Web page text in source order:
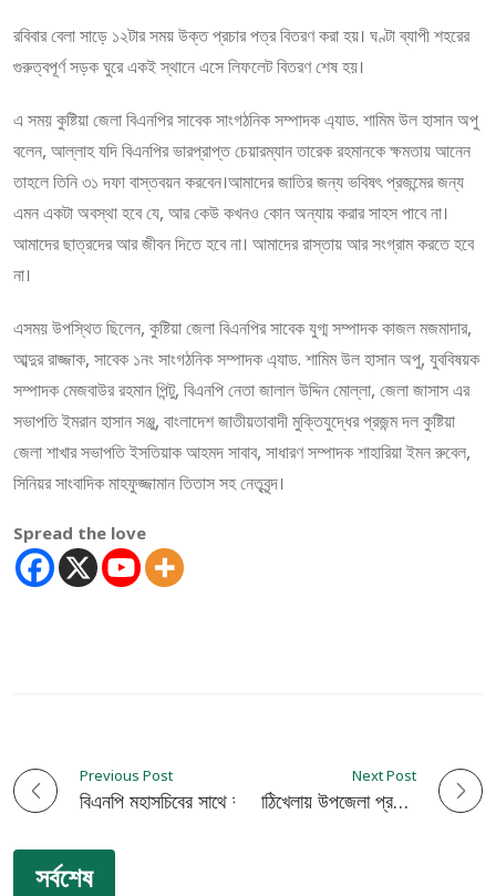
রবিবার বেলা সাড়ে ১২টার সময় উক্ত প্রচার পত্র বিতরণ করা হয়। ঘণ্টা ব্যাপী শহরের
গুরুত্বপূর্ণ সড়ক ঘুরে একই স্থানে এসে লিফলেট বিতরণ শেষ হয়।
এ সময় কুষ্টিয়া জেলা বিএনপির সাবেক সাংগঠনিক সম্পাদক এ্যাড. শামিম উল হাসান অপু
বলেন, আল্লাহ যদি বিএনপির ভারপ্রাপ্ত চেয়ারম্যান তারেক রহমানকে ক্ষমতায় আনেন
তাহলে তিনি ৩১ দফা বাস্তবয়ন করবেন।আমাদের জাতির জন্য ভবিষৎ প্রজন্মের জন্য
এমন একটা অবস্থা হবে যে, আর কেউ কখনও কোন অন্যায় করার সাহস পাবে না।
আমাদের ছাত্রদের আর জীবন দিতে হবে না। আমাদের রাস্তায় আর সংগ্রাম করতে হবে
না।
এসময় উপস্থিত ছিলেন, কুষ্টিয়া জেলা বিএনপির সাবেক যুগ্ম সম্পাদক কাজল মজমাদার,
আব্দুর রাজ্জাক, সাবেক ১নং সাংগঠনিক সম্পাদক এ্যাড. শামিম উল হাসান অপু, যুববিষয়ক
সম্পাদক মেজবাউর রহমান পিন্টু, বিএনপি নেতা জালাল উদ্দিন মোল্লা, জেলা জাসাস এর
সভাপতি ইমরান হাসান সঞ্জু, বাংলাদেশ জাতীয়তাবাদী মুক্তিযুদ্ধের প্রজন্ম দল কুষ্টিয়া
জেলা শাখার সভাপতি ইসতিয়াক আহমদ সাবাব, সাধারণ সম্পাদক শাহারিয়া ইমন রুবেল,
সিনিয়র সাংবাদিক মাহফুজ্জামান তিতাস সহ নেতৃবৃন্দ।
Spread the love
P
o
Previous Post
বিএনপি মহাসচিবের সাথে কুষ্টিয়ার পদবঞ্চিত নেতৃবৃন্দের সাক্ষাৎ
Next Post
গ্রামবাংলার ঐতিহ্যবাহী লাঠিখেলায় উপজেলা প্রশাসনের বাঁধা
সর্বশেষ